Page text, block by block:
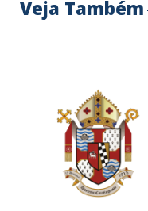
Veja Também